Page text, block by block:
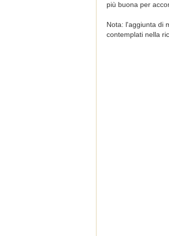
più buona per
Nota: l'aggiunta di
contemplati nella